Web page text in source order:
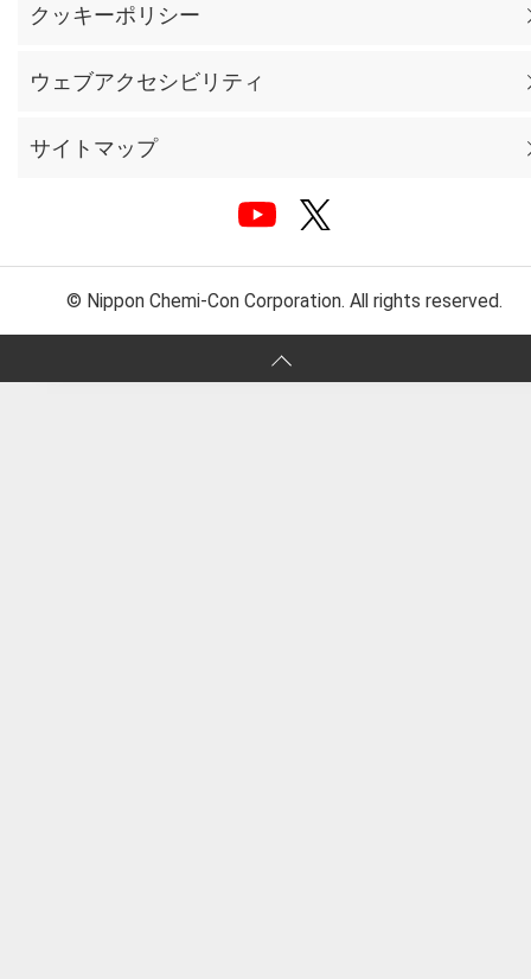
クッキーポリシー
ウェブアクセシビリティ
サイトマップ
© Nippon Chemi-Con Corporation. All rights reserved.